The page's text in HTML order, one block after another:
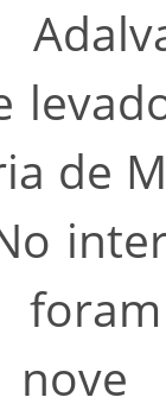
de
nove